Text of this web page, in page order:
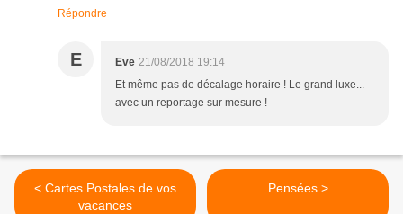
Répondre
E Eve 21/08/2018 19:14
Et même pas de décalage horaire ! Le grand luxe...
avec un reportage sur mesure !
< Cartes Postales de vos
vacances
Pensées >